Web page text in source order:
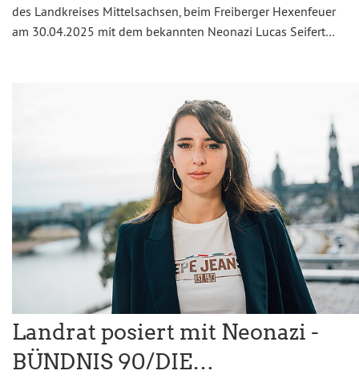
des Landkreises Mittelsachsen, beim Freiberger Hexenfeuer
am 30.04.2025 mit dem bekannten Neonazi Lucas Seifert…
Landrat posiert mit Neonazi -
BÜNDNIS 90/DIE…